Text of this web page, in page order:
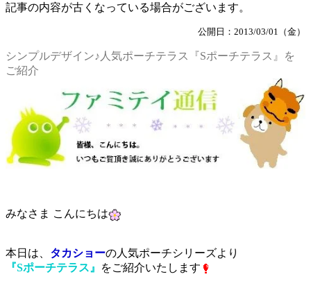
記事の内容が古くなっている場合がございます。
公開日：2013/03/01（金）
シンプルデザイン♪人気ポーチテラス『Sポーチテラス』を
ご紹介
みなさま こんにちは
本日は、 タカショーの人気ポーチシリーズより
『Sポーチテラス』
をご紹介いたします